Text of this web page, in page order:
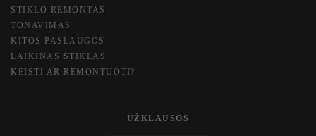
STIKLO REMONTAS
TONAVIMAS
KITOS PASLAUGOS
​LAIKINAS STIKLAS
KEISTI AR REMONTUOTI?
UŽKLAUSOS